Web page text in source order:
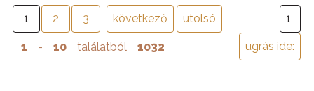
1 2 3 következő utolsó
1 - 10 találatból 1032